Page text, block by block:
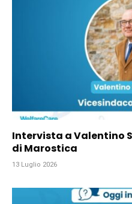
Intervista a Valentino
di Marostica
13 Luglio 2026